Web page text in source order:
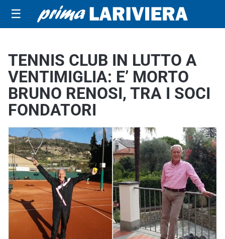
☰
TENNIS CLUB IN LUTTO A
VENTIMIGLIA: E’ MORTO
BRUNO RENOSI, TRA I SOCI
FONDATORI